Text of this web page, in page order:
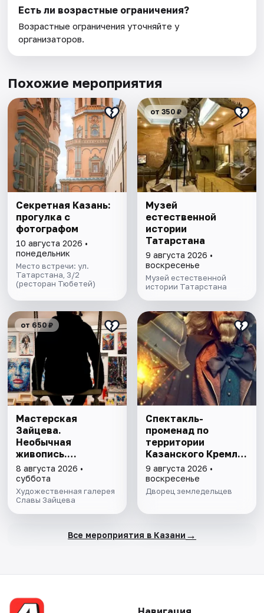
Есть ли возрастные ограничения?
Возрастные ограничения уточняйте у
организаторов.
Похожие мероприятия
Секретная Казань:
прогулка с
фотографом
10 августа 2026 •
понедельник
Место встречи: ул.
Татарстана, 3/2
(ресторан Тюбетей)
от 350 ₽
Музей
естественной
истории
Татарстана
9 августа 2026 •
воскресенье
Музей естественной
истории Татарстана
от 650 ₽
Мастерская
Зайцева.
Необычная
живопись.
Необычная графика
8 августа 2026 •
суббота
Художественная галерея
Славы Зайцева
Спектакль-
променад по
территории
Казанского Кремля
с фонарщиком
Фаролеро
9 августа 2026 •
воскресенье
Дворец земледельцев
Все мероприятия в Казани →